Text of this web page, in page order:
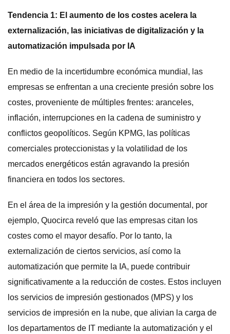
Tendencia 1: El aumento de los costes acelera la
externalización, las iniciativas de digitalización y la
automatización impulsada por IA
En medio de la incertidumbre económica mundial, las
empresas se enfrentan a una creciente presión sobre los
costes, proveniente de múltiples frentes: aranceles,
inflación, interrupciones en la cadena de suministro y
conflictos geopolíticos. Según KPMG, las políticas
comerciales proteccionistas y la volatilidad de los
mercados energéticos están agravando la presión
financiera en todos los sectores.
En el área de la impresión y la gestión documental, por
ejemplo, Quocirca reveló que las empresas citan los
costes como el mayor desafío. Por lo tanto, la
externalización de ciertos servicios, así como la
automatización que permite la IA, puede contribuir
significativamente a la reducción de costes. Estos incluyen
los servicios de impresión gestionados (MPS) y los
servicios de impresión en la nube, que alivian la carga de
los departamentos de IT mediante la automatización y el